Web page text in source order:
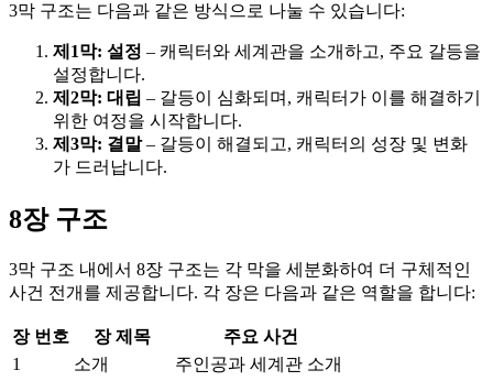
3막 구조는 다음과 같은 방식으로 나눌 수 있습니다:
제1막: 설정 – 캐릭터와 세계관을 소개하고, 주요 갈등을
설정합니다.
제2막: 대립 – 갈등이 심화되며, 캐릭터가 이를 해결하기
위한 여정을 시작합니다.
제3막: 결말– 갈등이 해결되고, 캐릭터의 성장 및 변화
가 드러납니다.
8장 구조
3막 구조 내에서 8장 구조는 각 막을 세분화하여 더 구체적인
사건 전개를 제공합니다. 각 장은 다음과 같은 역할을 합니다:
장 번호 장 제목
주요 사건
1
소개
주인공과 세계관 소개